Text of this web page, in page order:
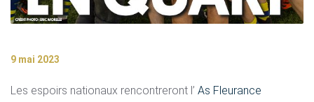
9 mai 2023
Les espoirs nationaux rencontreront l’ As Fleurance